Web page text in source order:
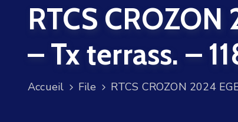
RTCS
– Tx terrass. –
Accueil File RTCS CROZON 2024